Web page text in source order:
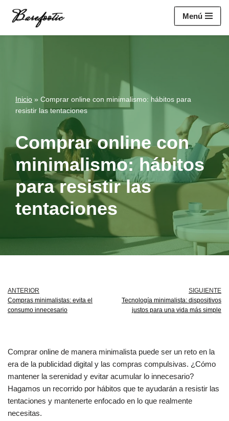
Menú
Inicio » Comprar online con minimalismo: hábitos para
resistir las tentaciones
Comprar online con
minimalismo: hábitos
para resistir las
tentaciones
ANTERIOR
Compras minimalistas: evita el
consumo innecesario
SIGUIENTE
Tecnología minimalista: dispositivos
justos para una vida más simple
Comprar online de manera minimalista puede ser un reto en la
era de la publicidad digital y las compras compulsivas. ¿Cómo
mantener la serenidad y evitar acumular lo innecesario?
Hagamos un recorrido por hábitos que te ayudarán a resistir las
tentaciones y mantenerte enfocado en lo que realmente
necesitas.